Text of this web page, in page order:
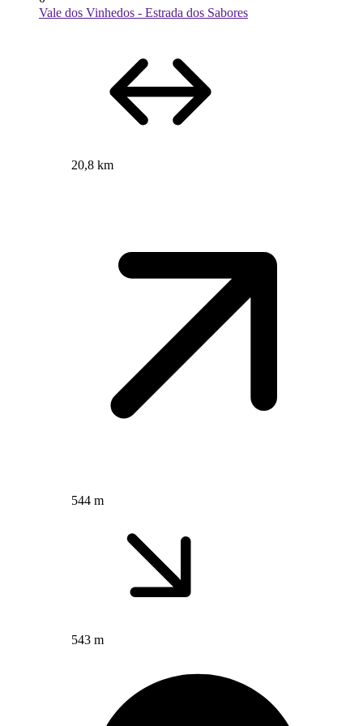
Vale dos Vinhedos - Estrada dos Sabores
20,8 km
544 m
543 m